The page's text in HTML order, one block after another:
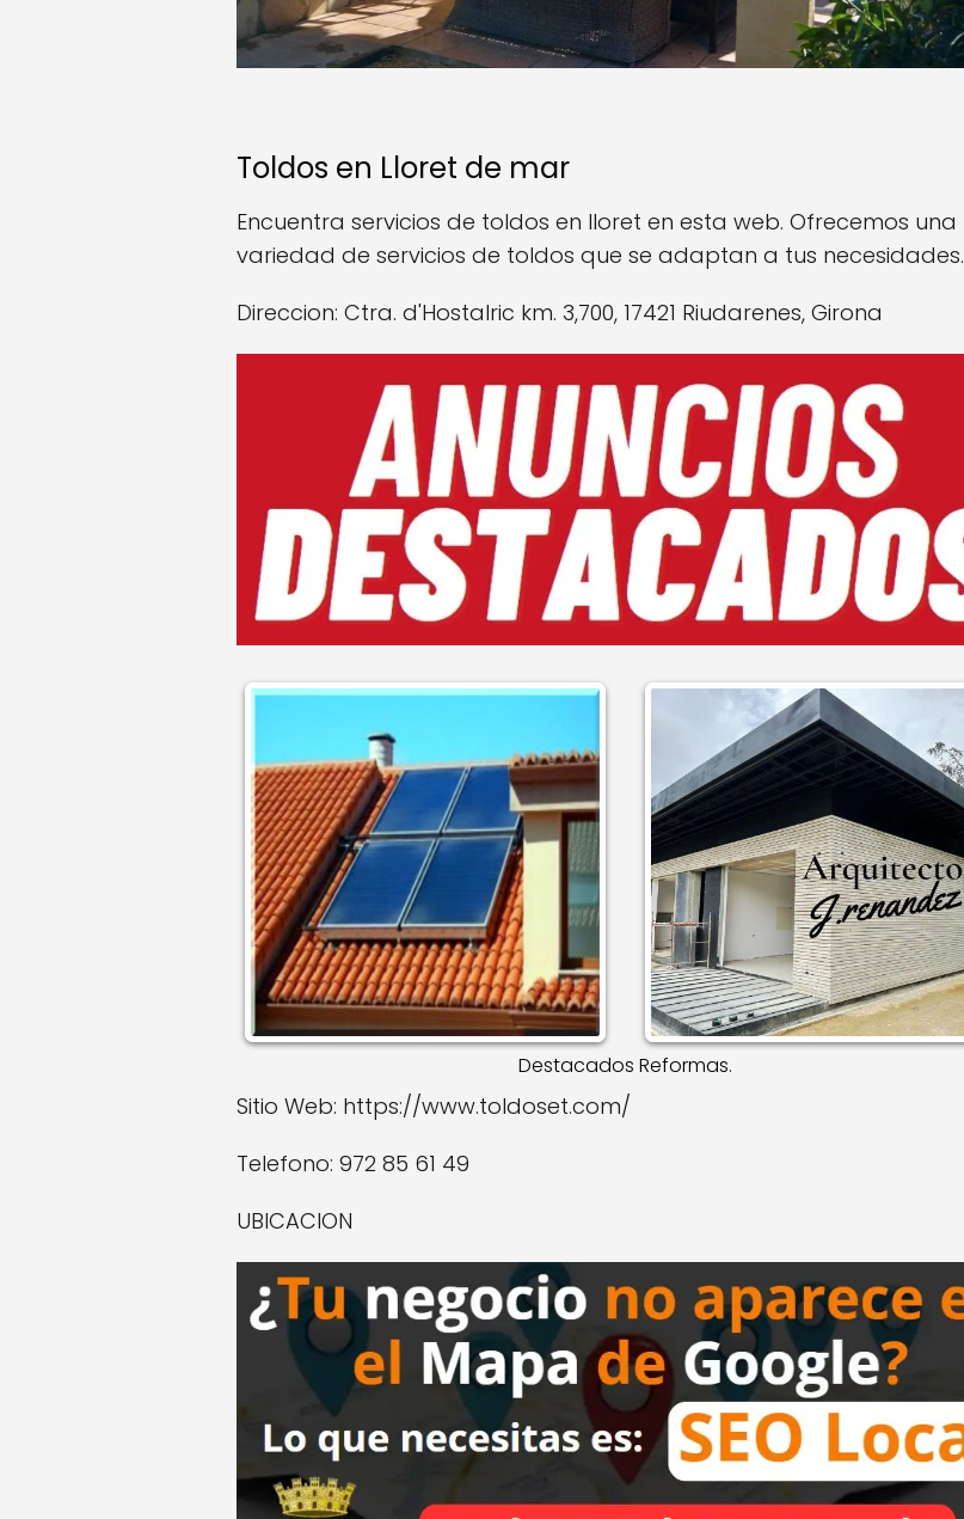
Toldos en Lloret de mar
Encuentra servicios de toldos en lloret en esta web. Ofrecemos una
variedad de servicios de toldos que se adaptan a tus necesidades.
Direccion: Ctra. d'Hostalric km. 3,700, 17421 Riudarenes, Girona
Destacados Reformas.
Sitio Web: https://www.toldoset.com/
Telefono: 972 85 61 49
UBICACION